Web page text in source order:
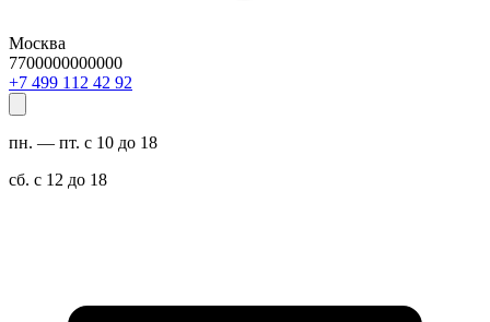
Москва
7700000000000
29 24 211 994 7+
пн. — пт. с 10 до 18
сб. с 12 до 18